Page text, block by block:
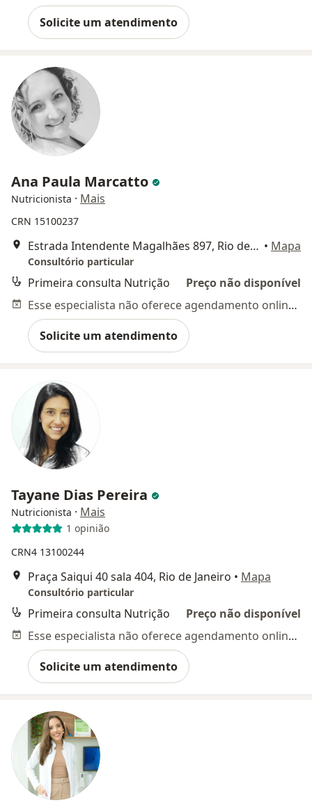
Solicite um atendimento
Ana Paula Marcatto
Nutricionista · Mais
CRN 15100237
Estrada Intendente Magalhães 897, Rio de Janeiro • Mapa
Consultório particular
Primeira consulta Nutrição
Preço não disponível
Esse especialista não oferece agendamento online para esse endereço.
Solicite um atendimento
Tayane Dias Pereira
Nutricionista · Mais
1 opinião
CRN4 13100244
Praça Saiqui 40 sala 404, Rio de Janeiro • Mapa
Consultório particular
Primeira consulta Nutrição
Preço não disponível
Esse especialista não oferece agendamento online para esse endereço.
Solicite um atendimento